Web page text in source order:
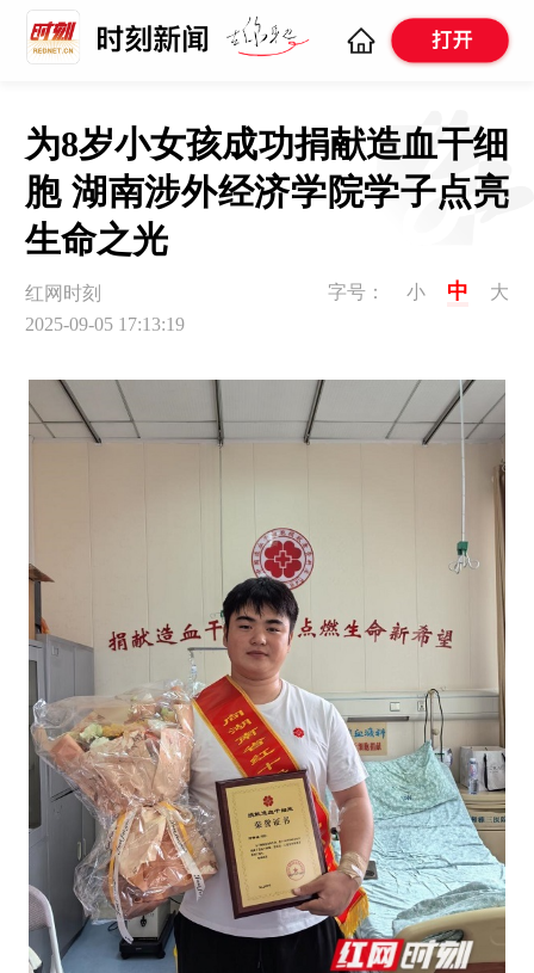
为8岁小女孩成功捐献造血干细
胞 湖南涉外经济学院学子点亮
生命之光
红网时刻
2025-09-05 17:13:19
字号： 小 中 大